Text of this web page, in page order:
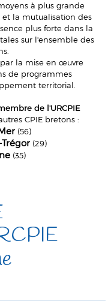
à plus grande
et la mutualisation des
plus forte dans la
sur l'ensemble des
la mise en œuvre
de programmes
territorial.
de l'URCPIE
CPIE bretons :
(56)
(29)
(35)